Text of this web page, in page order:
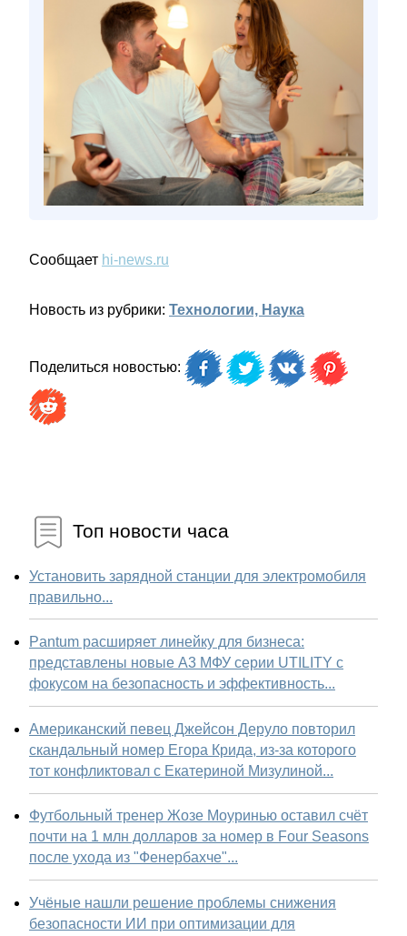
Сообщает hi-news.ru
Новость из рубрики: Технологии, Наука
Поделиться новостью:
Топ новости часа
Установить зарядной станции для электромобиля
правильно...
Pantum расширяет линейку для бизнеса:
представлены новые А3 МФУ серии UTILITY с
фокусом на безопасность и эффективность...
Американский певец Джейсон Деруло повторил
скандальный номер Егора Крида, из-за которого
тот конфликтовал с Екатериной Мизулиной...
Футбольный тренер Жозе Моуринью оставил счёт
почти на 1 млн долларов за номер в Four Seasons
после ухода из "Фенербахче"...
Учёные нашли решение проблемы снижения
безопасности ИИ при оптимизации для